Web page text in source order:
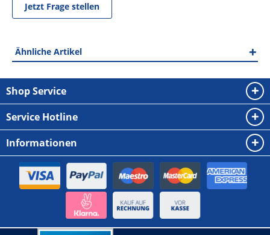
Jetzt Frage stellen
Ähnliche Artikel
Shop Service
Service Hotline
Informationen